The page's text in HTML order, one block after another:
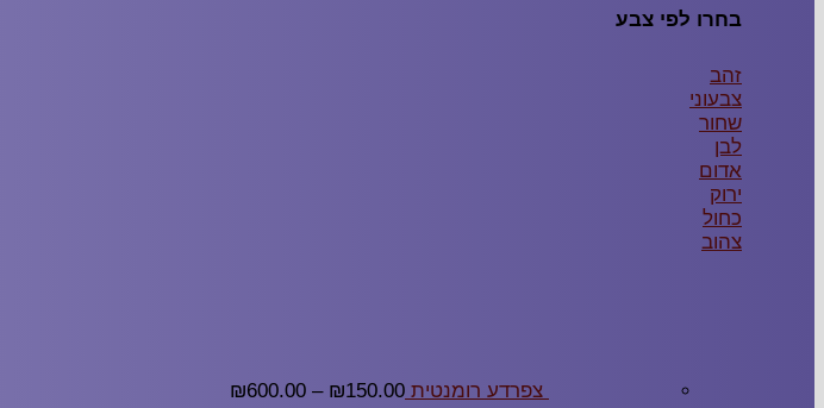
בחרו לפי צבע
זהב
צבעוני
שחור
לבן
אדום
ירוק
כחול
צהוב
צפרדע רומנטית ₪150.00
–
₪600.00